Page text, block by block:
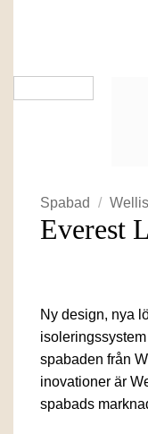
Spabad /
Everest
Ny design, nya
spabaden från
inovationer är
spabads